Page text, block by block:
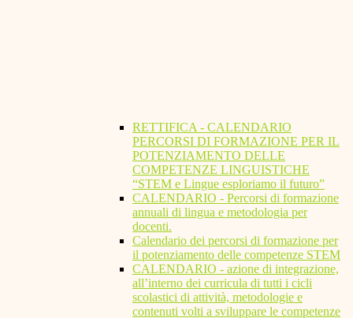
RETTIFICA - CALENDARIO
PERCORSI DI FORMAZIONE PER IL
POTENZIAMENTO DELLE
COMPETENZE LINGUISTICHE
“STEM e Lingue esploriamo il futuro”
CALENDARIO - Percorsi di formazione
annuali di lingua e metodologia per
docenti.
Calendario dei percorsi di formazione per
il potenziamento delle competenze STEM
CALENDARIO - azione di integrazione,
all’interno dei curricula di tutti i cicli
scolastici di attività, metodologie e
contenuti volti a sviluppare le competenze